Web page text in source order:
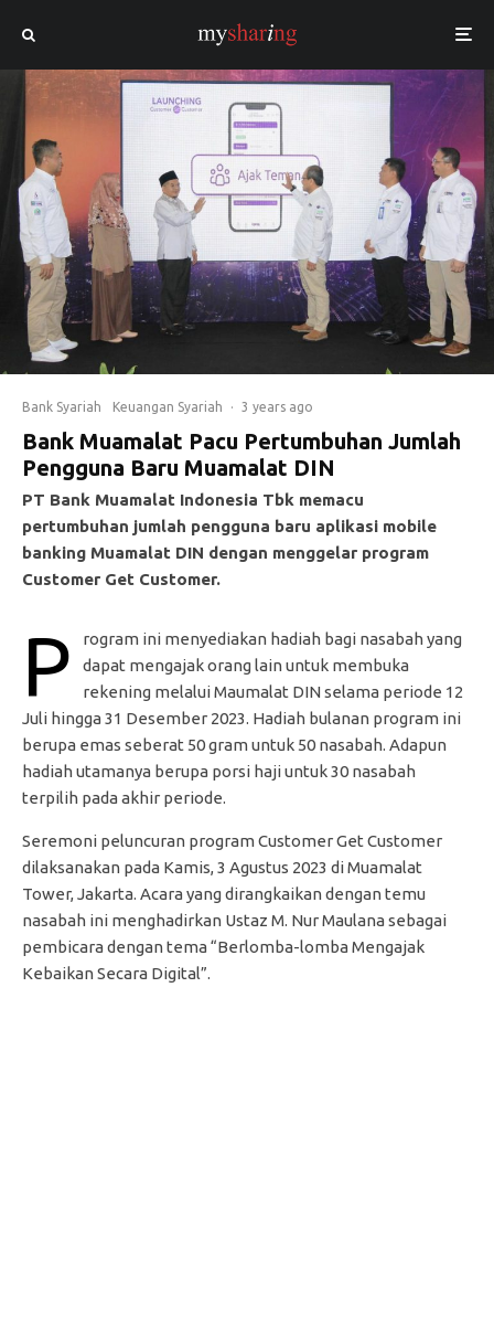
Bank Syariah Keuangan Syariah · 3 years ago
Bank Muamalat Pacu Pertumbuhan Jumlah
Pengguna Baru Muamalat DIN
PT Bank Muamalat Indonesia Tbk memacu
pertumbuhan jumlah pengguna baru aplikasi mobile
banking Muamalat DIN dengan menggelar program
Customer Get Customer.
P
rogram ini menyediakan hadiah bagi nasabah yang
dapat mengajak orang lain untuk membuka
rekening melalui Maumalat DIN selama periode 12
Juli hingga 31 Desember 2023. Hadiah bulanan program ini
berupa emas seberat 50 gram untuk 50 nasabah. Adapun
hadiah utamanya berupa porsi haji untuk 30 nasabah
terpilih pada akhir periode.
Seremoni peluncuran program Customer Get Customer
dilaksanakan pada Kamis, 3 Agustus 2023 di Muamalat
Tower, Jakarta. Acara yang dirangkaikan dengan temu
nasabah ini menghadirkan Ustaz M. Nur Maulana sebagai
pembicara dengan tema “Berlomba-lomba Mengajak
Kebaikan Secara Digital”.